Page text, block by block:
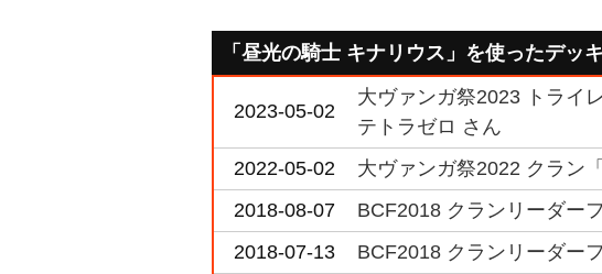
「昼光の騎士 キナリウス」を使ったデッ
2023-05-02
大ヴァンガ祭2023 トライ
テトラゼロ さん
2022-05-02
大ヴァンガ祭2022 クラン
2018-08-07
BCF2018 クランリーダー
2018-07-13
BCF2018 クランリーダー